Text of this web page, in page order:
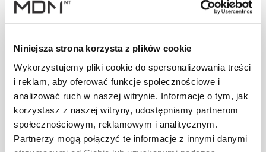
Niniejsza strona korzysta z plików cookie
Wykorzystujemy pliki cookie do spersonalizowania treści
i reklam, aby oferować funkcje społecznościowe i
analizować ruch w naszej witrynie. Informacje o tym, jak
korzystasz z naszej witryny, udostępniamy partnerom
społecznościowym, reklamowym i analitycznym.
Partnerzy mogą połączyć te informacje z innymi danymi
0,4 czarny kpl.
kpl –
SMART Ława
0,4 czerwony
kpl. U
kpl –